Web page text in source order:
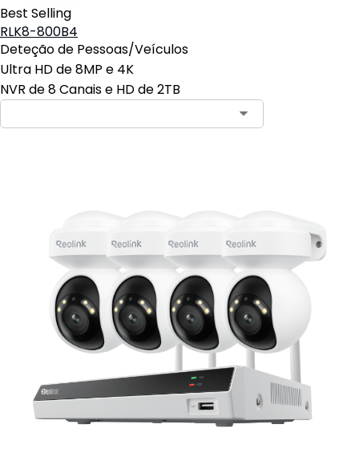
Best Selling
RLK8-800B4
Deteção de Pessoas/Veículos
Ultra HD de 8MP e 4K
NVR de 8 Canais e HD de 2TB